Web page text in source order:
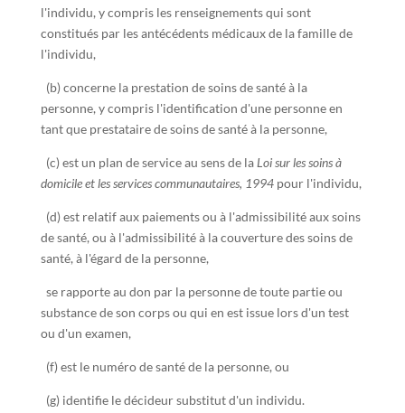
l'individu, y compris les renseignements qui sont
constitués par les antécédents médicaux de la famille de
l'individu,
(b) concerne la prestation de soins de santé à la
personne, y compris l'identification d'une personne en
tant que prestataire de soins de santé à la personne,
(c) est un plan de service au sens de la Loi sur les soins à
domicile et les services communautaires, 1994pour l'individu,
(d) est relatif aux paiements ou à l'admissibilité aux soins
de santé, ou à l'admissibilité à la couverture des soins de
santé, à l'égard de la personne,
se rapporte au don par la personne de toute partie ou
substance de son corps ou qui en est issue lors d'un test
ou d'un examen,
(f) est le numéro de santé de la personne, ou
(g) identifie le décideur substitut d'un individu.